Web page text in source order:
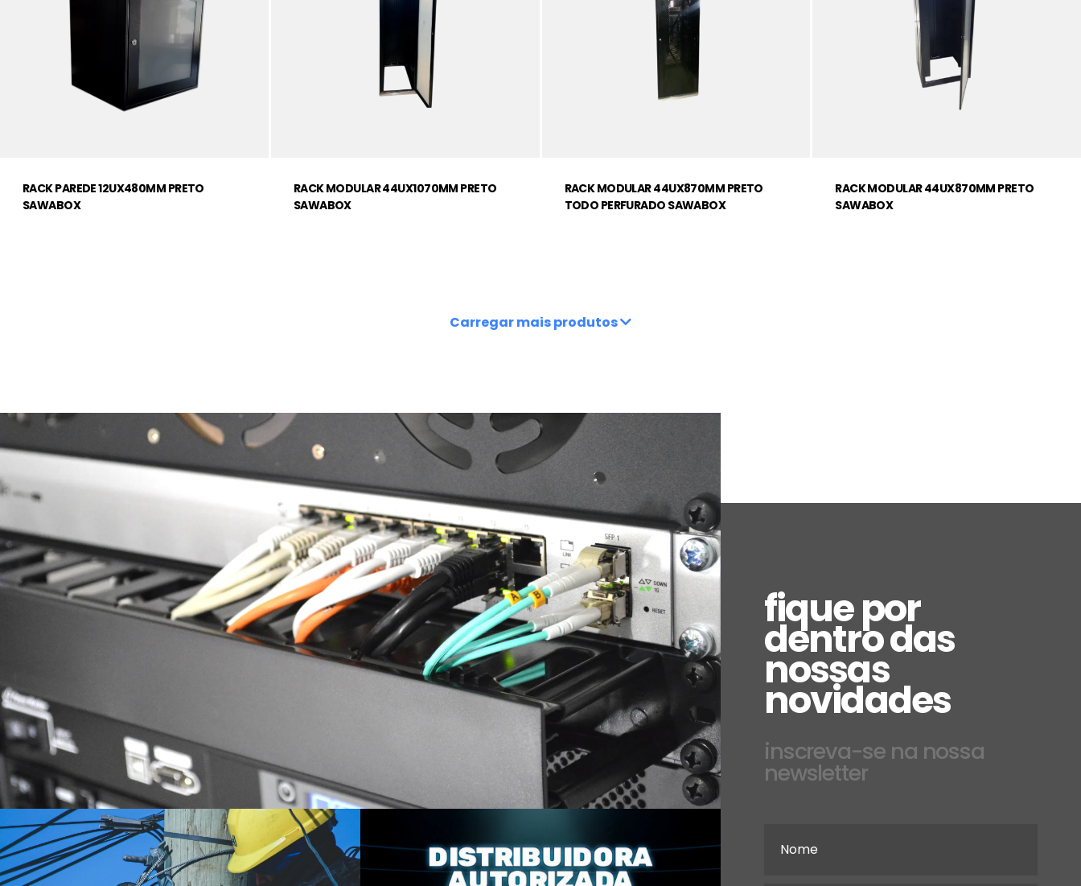
RACK PAREDE 12UX480MM PRETO
SAWABOX
RACK MODULAR 44UX1070MM PRETO
SAWABOX
RACK MODULAR 44UX870MM PRETO
TODO PERFURADO SAWABOX
RACK MODULAR 44UX870MM PRETO
SAWABOX
Carregar mais produtos
fique por
dentro das
nossas
novidades
inscreva-se na nossa
newsletter